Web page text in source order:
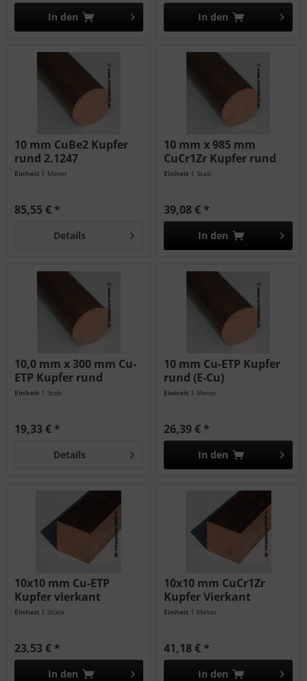
In den In den
10 mm CuBe2 Kupfer
rund 2.1247
Einheit 1 Meter
85,55 € *
Details
10 mm x 985 mm
CuCr1Zr Kupfer rund
2.1293
Einheit 1 Stab
39,08 € *
In den
10,0 mm x 300 mm Cu-
ETP Kupfer rund
Einheit 1 Stab
19,33 € *
Details
10 mm Cu-ETP Kupfer
rund (E-Cu)
Einheit 1 Meter
26,39 € *
In den
10x10 mm Cu-ETP
Kupfer vierkant
Einheit 1 Stück
23,53 € *
In den
10x10 mm CuCr1Zr
Kupfer Vierkant
Einheit 1 Meter
41,18 € *
In den